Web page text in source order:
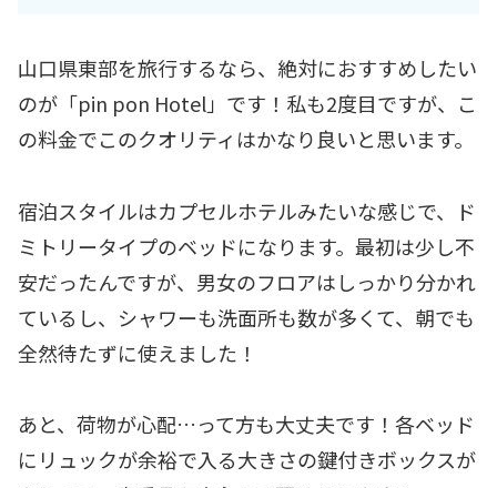
山口県東部を旅行するなら、絶対におすすめしたい
のが「pin pon Hotel」です！私も2度目ですが、こ
の料金でこのクオリティはかなり良いと思います。
宿泊スタイルはカプセルホテルみたいな感じで、ド
ミトリータイプのベッドになります。最初は少し不
安だったんですが、男女のフロアはしっかり分かれ
ているし、シャワーも洗面所も数が多くて、朝でも
全然待たずに使えました！
あと、荷物が心配…って方も大丈夫です！各ベッド
にリュックが余裕で入る大きさの鍵付きボックスが